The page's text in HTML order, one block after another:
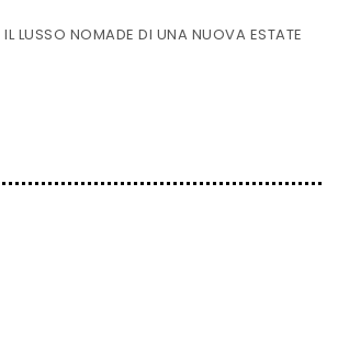
IL LUSSO NOMADE DI UNA NUOVA ESTATE